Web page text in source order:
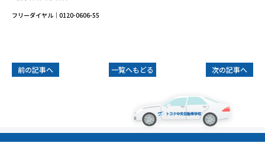
フリーダイヤル｜0120-0606-55
前の記事へ 一覧へもどる 次の記事へ